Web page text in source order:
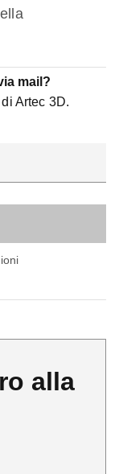
mail?
Artec 3D.
alla